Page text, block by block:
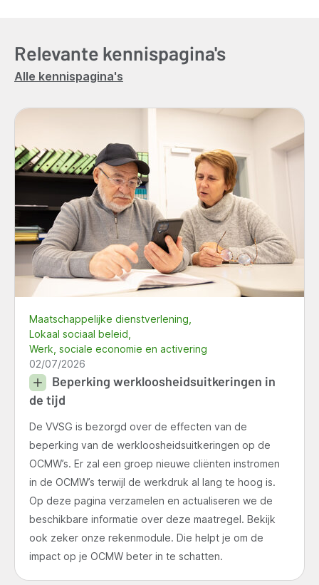
Relevante kennispagina's
Alle kennispagina's
Beperking werkloosheidsuitkeringen in
de tijd
De VVSG is bezorgd over de effecten van de
beperking van de werkloosheidsuitkeringen op de
OCMW’s. Er zal een groep nieuwe cliënten instromen
in de OCMW’s terwijl de werkdruk al lang te hoog is.
Op deze pagina verzamelen en actualiseren we de
beschikbare informatie over deze maatregel. Bekijk
ook zeker onze rekenmodule. Die helpt je om de
impact op je OCMW beter in te schatten.
Maatschappelijke dienstverlening
Lokaal sociaal beleid
Werk, sociale economie en activering
02/07/2026